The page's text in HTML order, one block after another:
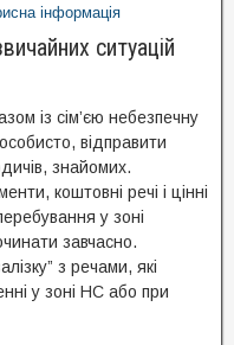
інформація
ситуацій
із сім’єю небезпечну
відправити
знайомих.
коштовні речі і цінні
у зоні
завчасно.
з речами, які
у зоні НС або при